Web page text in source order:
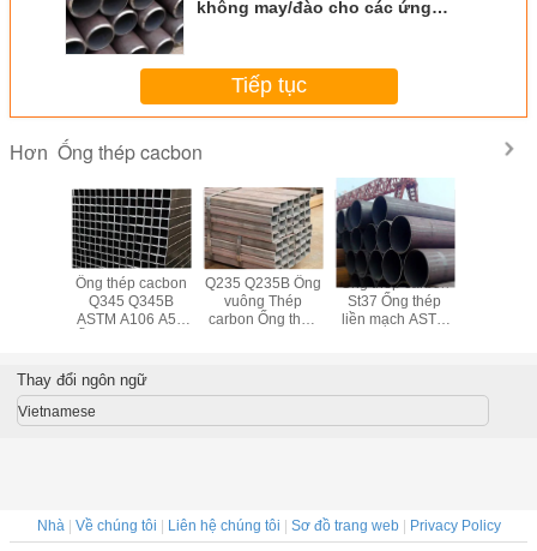
không may/đào cho các ứng
Tiếp tục
Hơn Ống thép cacbon
Ống thép cacbon
Q345 Q345B
ASTM A106 A53
Q235 Q235B Ống
vuông Thép
carbon Ống thép
Ống thép carbon
St37 Ống thép
liền mạch ASTM
Thay đổi ngôn ngữ
Vietnamese
Nhà| Về chúng tôi | Liên hệ chúng tôi | Sơ đồ trang web| Privacy Policy